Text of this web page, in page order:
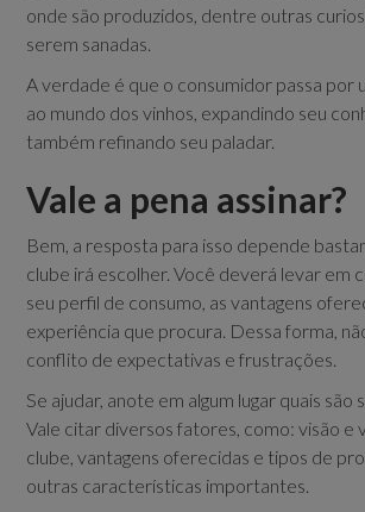
onde são produzidos, dentre outras
serem sanadas.
A verdade é que o consumidor passa por
ao mundo dos vinhos, expandindo seu
também refinando seu paladar.
Vale a pena assinar?
Bem, a resposta para isso depende
clube irá escolher. Você deverá levar em
seu perfil de consumo, as vantagens
experiência que procura. Dessa forma,
conflito de expectativas e frustrações.
Se ajudar, anote em algum lugar quais são
Vale citar diversos fatores, como: visão e
clube, vantagens oferecidas e tipos de
outras características importantes.